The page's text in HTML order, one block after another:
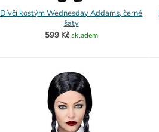
Dívčí kostým Wednesday Addams, černé
šaty
599 Kč skladem